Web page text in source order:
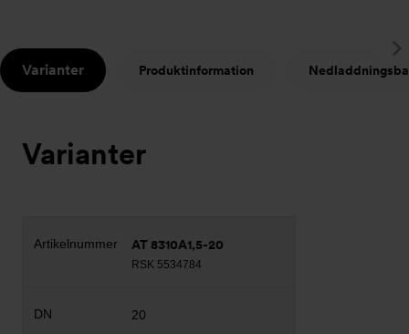
Varianter Produktinformation
Varianter
AT 8310A1,5-20
RSK 5534784
20